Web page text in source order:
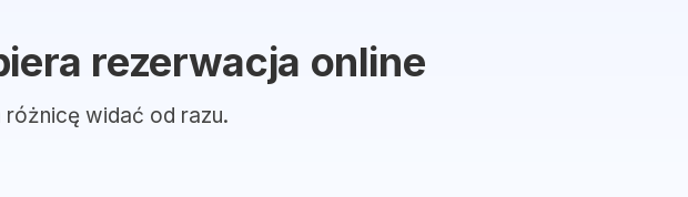
rezerwacja online
widać od razu.